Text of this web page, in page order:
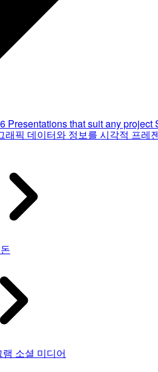
Presentations that suit any project
래픽 데이터와 정보를 시각적 프레
돈
소셜 미디어